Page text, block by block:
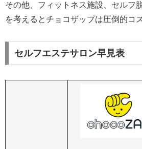
その他、フィットネス施設、セルフ
を考えるとチョコザップは圧倒的コ
セルフエステサロン早見表